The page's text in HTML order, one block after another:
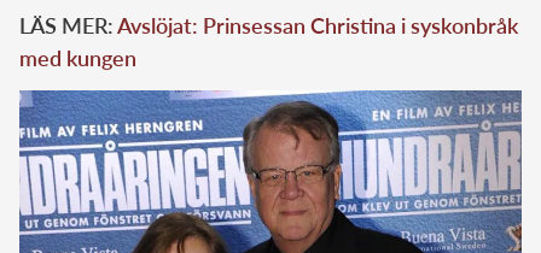
LÄS MER:Avslöjat: Prinsessan Christina i syskonbråk
med kungen